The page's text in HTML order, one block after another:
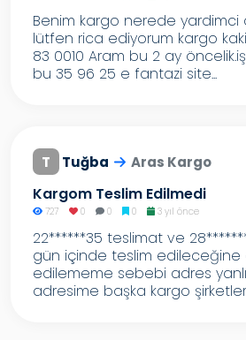
Benim kargo nerede yardimci
lütfen rica ediyorum kargo
83 0010 Aram bu 2 ay
bu 35 96 25 e fantazi site...
T Tuğba Aras Kargo
Kargom Teslim Edilmedi
727 0 0 0 3 yıl önce
22******35 teslimat ve
gün içinde teslim edileceğine
edilememe sebebi adres
adresime başka kargo şirketleri